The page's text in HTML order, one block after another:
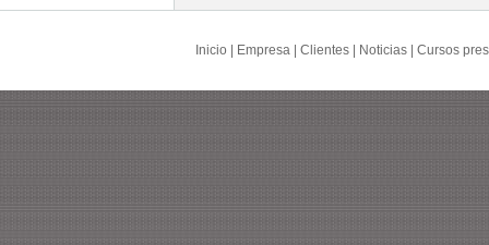
Inicio Empresa Clientes Noticias Cursos